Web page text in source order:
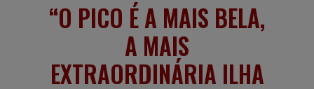
O PICO É A MAIS BELA,
A MAIS
EXTRAORDINÁRIA ILHA